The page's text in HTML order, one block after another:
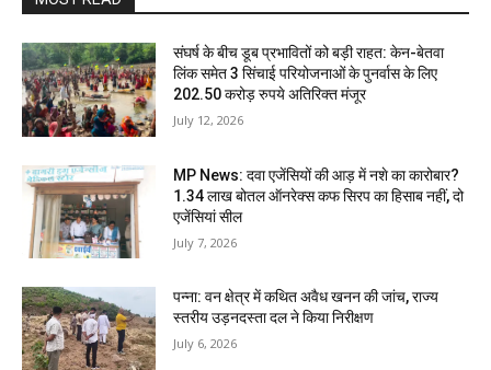
संघर्ष के बीच डूब प्रभावितों को बड़ी राहत: केन-बेतवा
लिंक समेत 3 सिंचाई परियोजनाओं के पुनर्वास के लिए
202.50 करोड़ रुपये अतिरिक्त मंजूर
July 12, 2026
MP News: दवा एजेंसियों की आड़ में नशे का कारोबार?
1.34 लाख बोतल ऑनरेक्स कफ सिरप का हिसाब नहीं, दो
एजेंसियां सील
July 7, 2026
पन्ना: वन क्षेत्र में कथित अवैध खनन की जांच, राज्य
स्तरीय उड़नदस्ता दल ने किया निरीक्षण
July 6, 2026